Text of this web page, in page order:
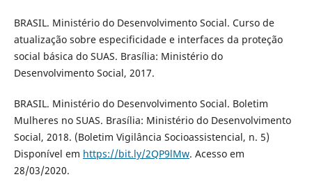
BRASIL. Ministério do Desenvolvimento Social. Curso de
atualização sobre especificidade e interfaces da proteção
social básica do SUAS. Brasília: Ministério do
Desenvolvimento Social, 2017.
BRASIL. Ministério do Desenvolvimento Social. Boletim
Mulheres no SUAS. Brasília: Ministério do Desenvolvimento
Social, 2018. (Boletim Vigilância Socioassistencial, n. 5)
Disponível em https://bit.ly/2QP9lMw. Acesso em
28/03/2020.